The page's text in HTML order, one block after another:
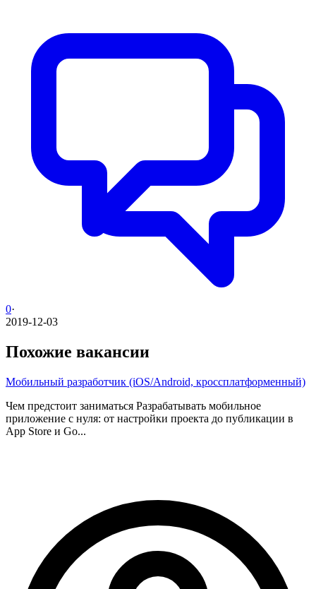
0·
2019-12-03
Похожие вакансии
Мобильный разработчик (iOS/Android, кроссплатформенный)
Чем предстоит заниматься Разрабатывать мобильное
приложение с нуля: от настройки проекта до публикации в
App Store и Go...